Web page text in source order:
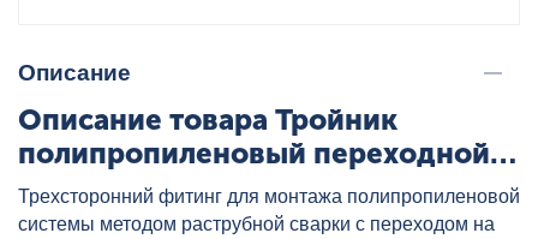
Описание
Описание товара Тройник
полипропиленовый переходной
32x20x32 бел. VALTEC, артикул:
VTp.735.0.032020032
Трехсторонний фитинг для монтажа полипропиленовой
системы методом раструбной сварки с переходом на